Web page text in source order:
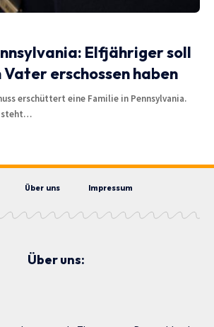
Elfjähriger soll
erschossen haben
erschüttert eine Familie in Pennsylvania.
steht…
Über uns Impressum
Über uns: